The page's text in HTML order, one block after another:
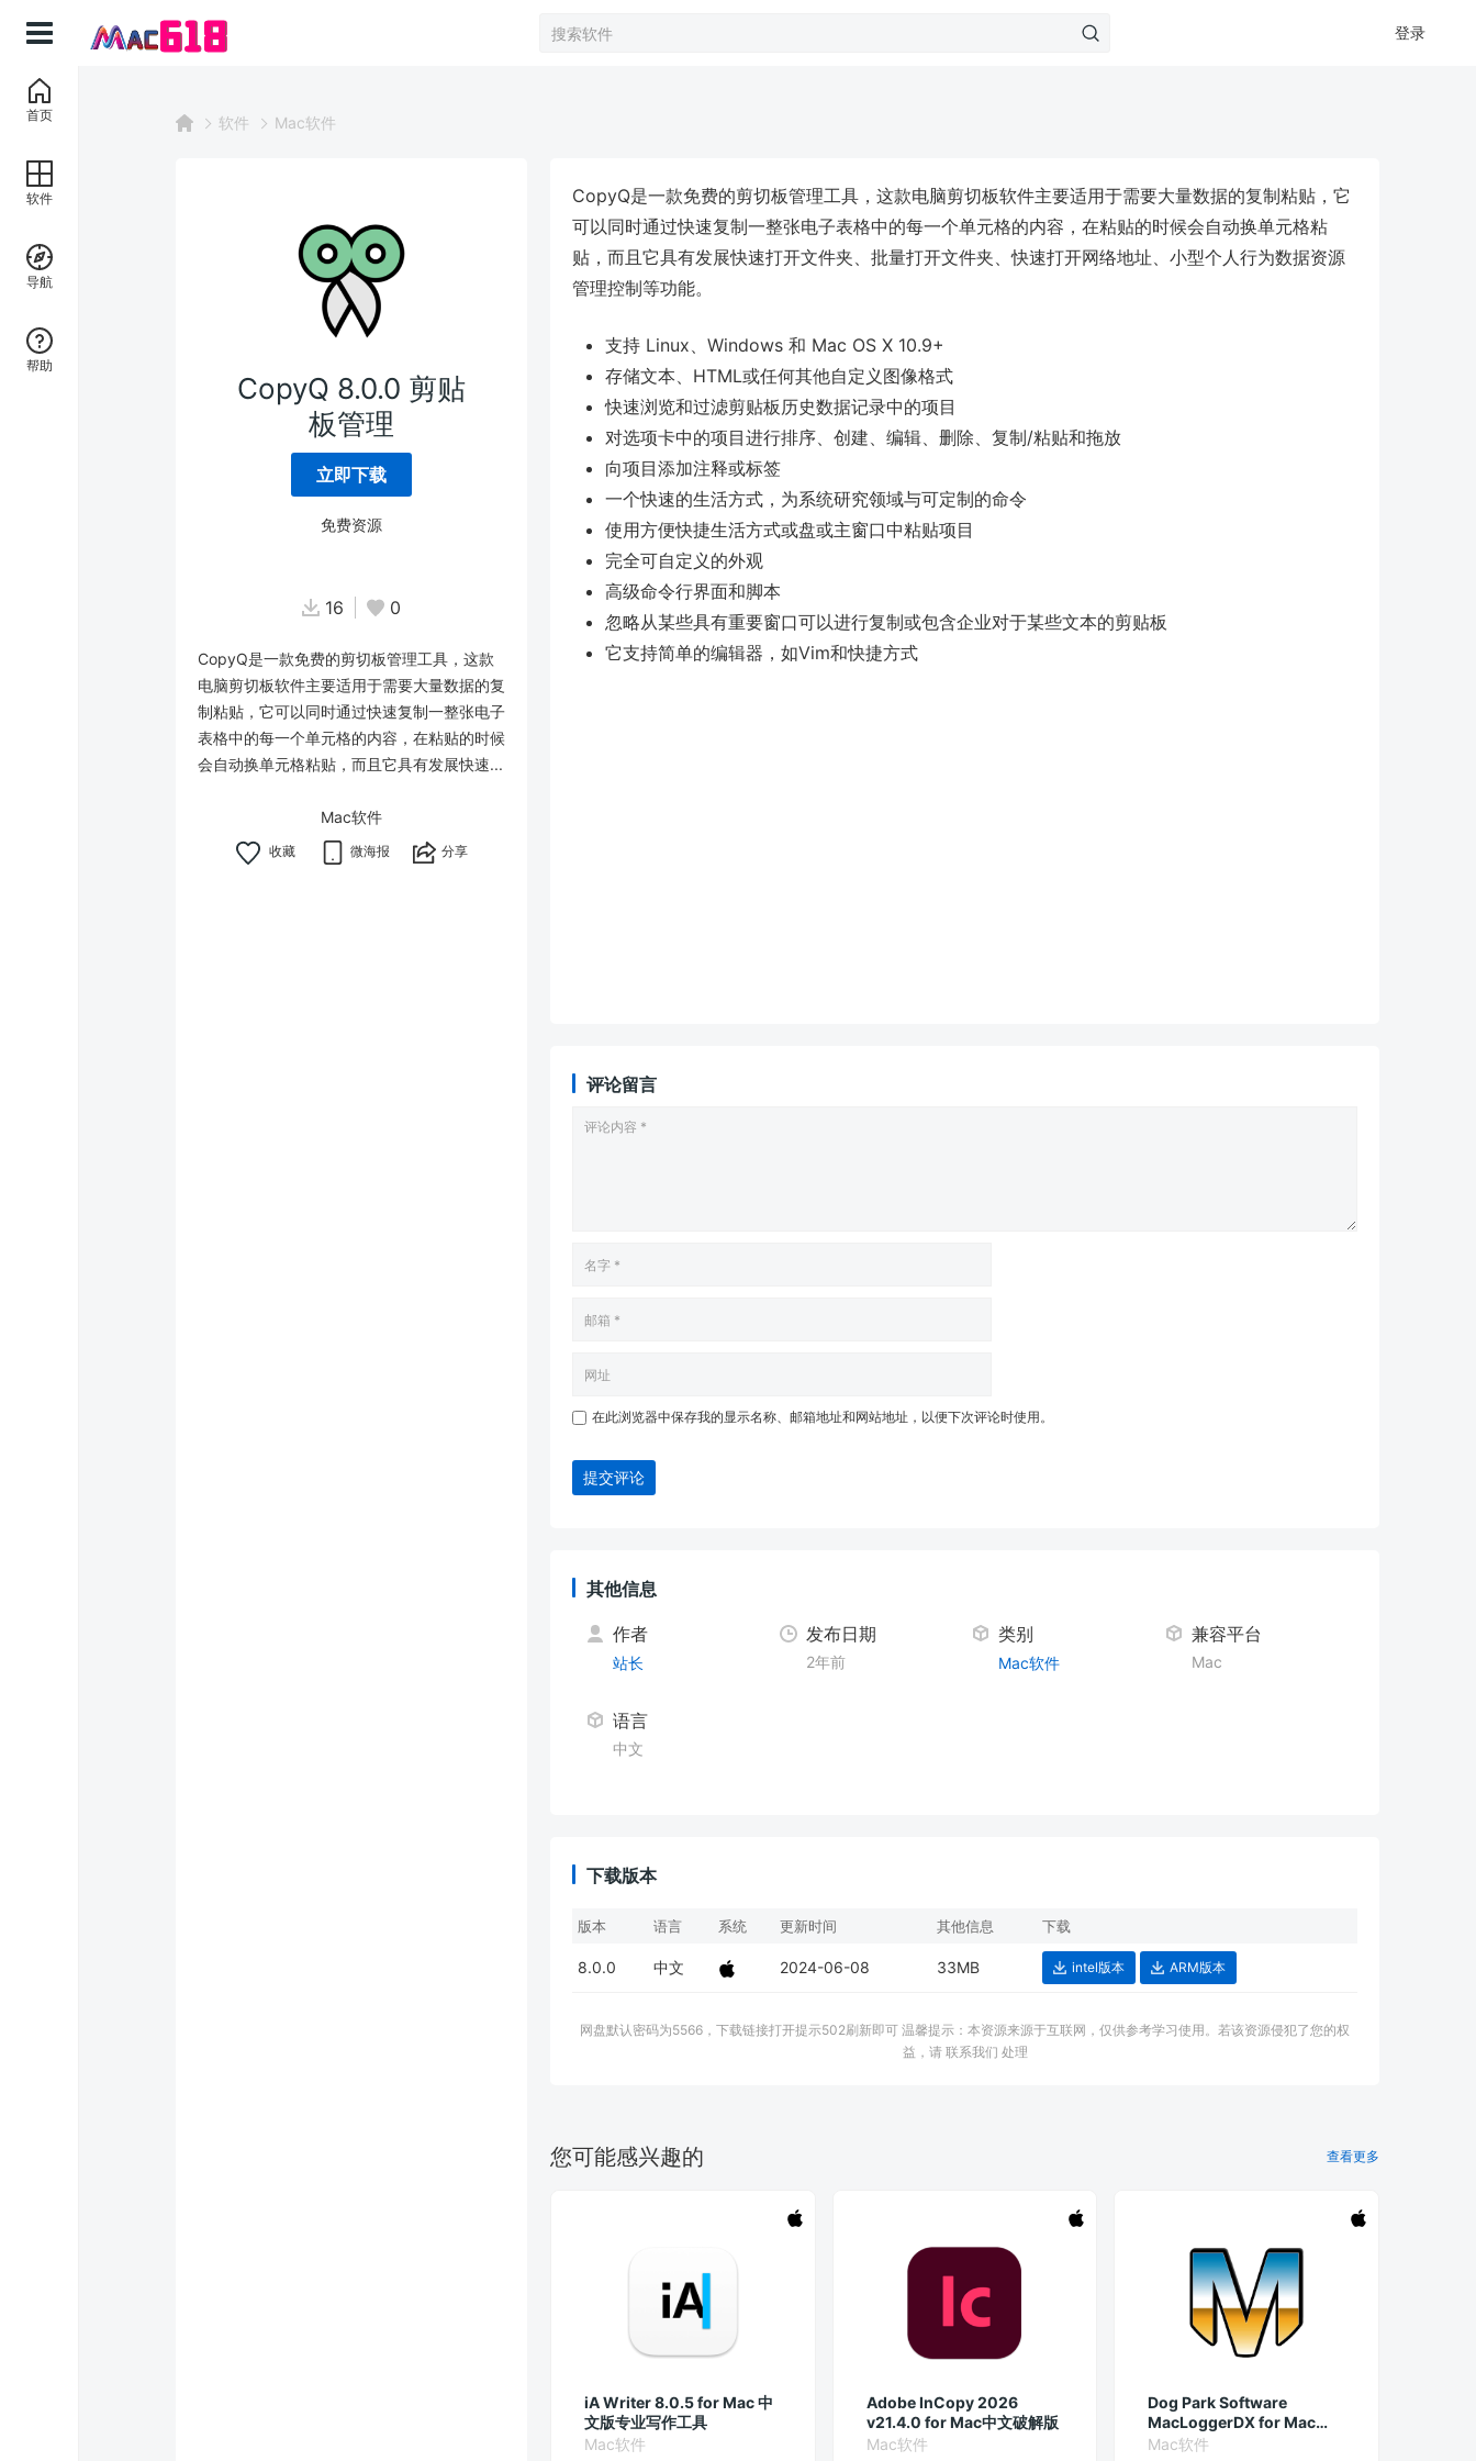
登录
软件 Mac软件
CopyQ 8.0.0 剪贴
板管理
立即下载
免费资源
16 0
CopyQ是一款免费的剪切板管理工具，这款
电脑剪切板软件主要适用于需要大量数据的复
制粘贴，它可以同时通过快速复制一整张电子
表格中的每一个单元格的内容，在粘贴的时候
会自动换单元格粘贴，而且它具有发展快速...
Mac软件
微海报 分享
CopyQ是一款免费的剪切板管理工具，这款电脑剪切板软件主要适用于需要大量数据的复制粘贴，它
可以同时通过快速复制一整张电子表格中的每一个单元格的内容，在粘贴的时候会自动换单元格粘
贴，而且它具有发展快速打开文件夹、批量打开文件夹、快速打开网络地址、小型个人行为数据资源
管理控制等功能。
支持 Linux、Windows 和 Mac OS X 10.9+
存储文本、HTML或任何其他自定义图像格式
快速浏览和过滤剪贴板历史数据记录中的项目
对选项卡中的项目进行排序、创建、编辑、删除、复制/粘贴和拖放
向项目添加注释或标签
一个快速的生活方式，为系统研究领域与可定制的命令
使用方便快捷生活方式或盘或主窗口中粘贴项目
完全可自定义的外观
高级命令行界面和脚本
忽略从某些具有重要窗口可以进行复制或包含企业对于某些文本的剪贴板
它支持简单的编辑器，如Vim和快捷方式
评论留言
在此浏览器中保存我的显示名称、邮箱地址和网站地址，以便下次评论时使用。
提交评论
其他信息
作者
站长
发布日期
2年前
类别
Mac软件
兼容平台
Mac
语言
中文
下载版本
版本 语言 系统 更新时间 其他信息 下载
8.0.0 中文 2024-06-08 33MB intel版本 ARM版本
网盘默认密码为5566，下载链接打开提示502刷新即可 温馨提示：本资源来源于互联网，仅供参考学习使用。若该资源侵犯了您的权
益，请 联系我们 处理
您可能感兴趣的 查看更多
iA Writer 8.0.5 for Mac 中
文版专业写作工具
Mac软件
Adobe InCopy 2026
v21.4.0 for Mac中文破解版
Mac软件
Dog Park Software
MacLoggerDX for Mac
6.49 破解版 无线电接收管理
Mac软件
首页
软件
导航
帮助